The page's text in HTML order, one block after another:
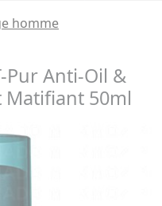
homme
Pur Anti-Oil &
Matifiant 50ml